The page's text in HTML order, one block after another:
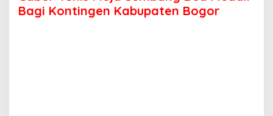
Sumbang
Bagi Kontingen Kabupaten Bogor